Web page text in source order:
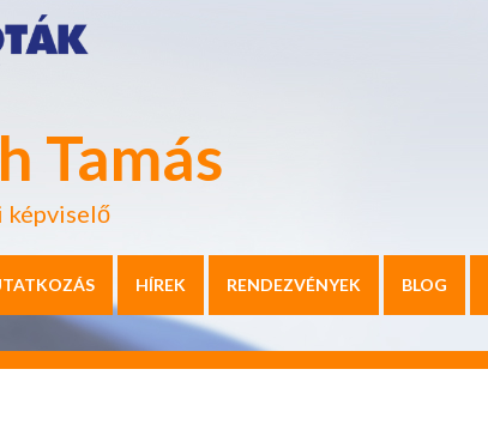
Tamás
képviselő
HÍREK RENDEZVÉNYEK BLOG